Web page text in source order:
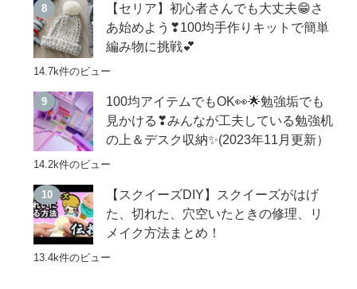
【セリア】初心者さんでも大丈夫😁さ
あ始めよう❣100均手作りキットで簡単
編み物に挑戦💕
14.7k件のビュー
100均アイテムでもOK👀🌟勉強垢でも
見かける❣みんなが工夫している勉強机
の上＆デスク収納✨(2023年11月更新）
14.2k件のビュー
【スクイーズDIY】スクイーズがはげ
た、切れた、穴空いたときの修理、リ
メイク方法まとめ！
13.4k件のビュー